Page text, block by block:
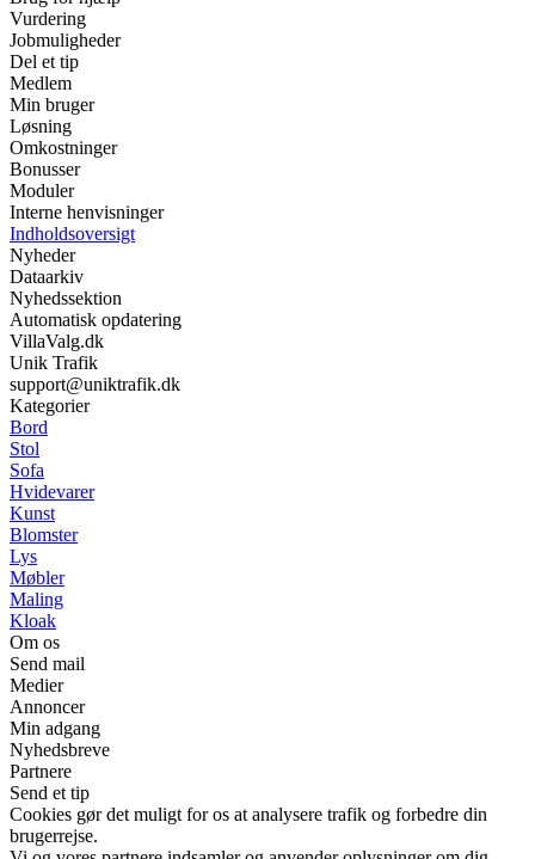
Vurdering
Jobmuligheder
Del et tip
Medlem
Min bruger
Løsning
Omkostninger
Bonusser
Moduler
Interne henvisninger
Indholdsoversigt
Nyheder
Dataarkiv
Nyhedssektion
Automatisk opdatering
VillaValg.dk
Unik Trafik
support@uniktrafik.dk
Kategorier
Bord
Stol
Sofa
Hvidevarer
Kunst
Blomster
Lys
Møbler
Maling
Kloak
Om os
Send mail
Medier
Annoncer
Min adgang
Nyhedsbreve
Partnere
Send et tip
Cookies gør det muligt for os at analysere trafik og forbedre din
brugerrejse.